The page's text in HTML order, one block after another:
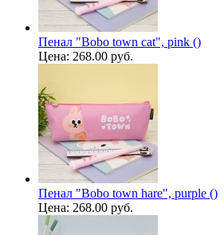
Пенал "Bobo town cat", pink ()
Цена: 268.00 руб.
Пенал "Bobo town hare", purple ()
Цена: 268.00 руб.